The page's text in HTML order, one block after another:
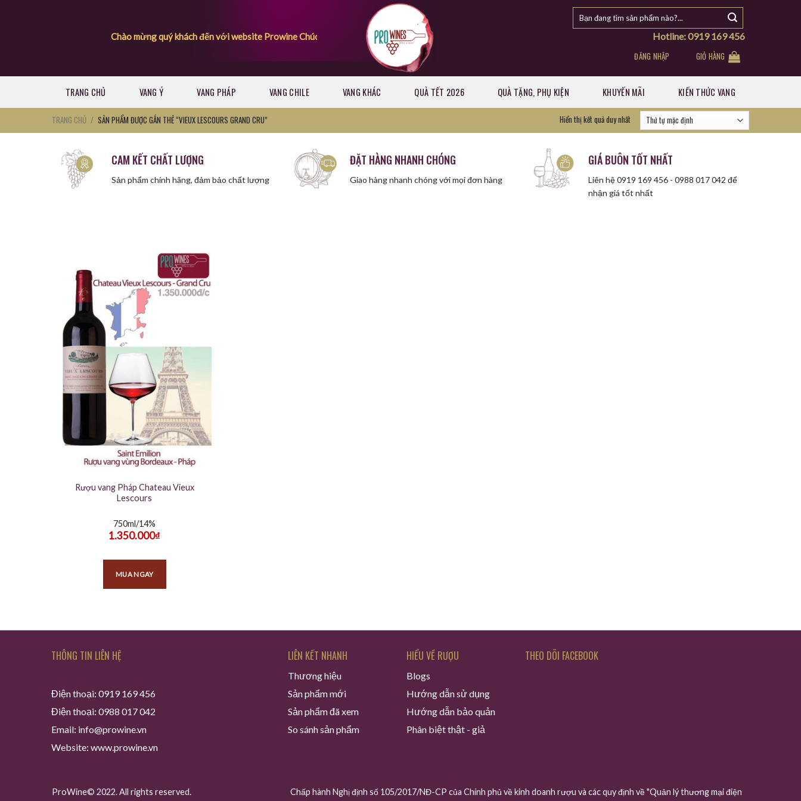
Chào mừng quý khách đến với website ProwineChúc quý khách có những giây phút mua sắm vui vẻ
kiếm:
Hotline: 0919 169 456
ĐĂNG NHẬP
GIỎ HÀNG
TRANG CHỦ VANG Ý VANG PHÁP VANG CHILE VANG KHÁC QUÀ TẾT 2026 QUÀ TẶNG, PHỤ KIỆN KHUYẾN MÃI KIẾN THỨC VANG
TRANG CHỦ / SẢN PHẨM ĐƯỢC GẮN THẺ “VIEUX LESCOURS GRAND CRU” Hiển thị kết quả duy nhất
CAM KẾT CHẤT LƯỢNG
Sản phẩm chính hãng, đảm bảo chất lượng
ĐẶT HÀNG NHANH CHÓNG
Giao hàng nhanh chóng với mọi đơn hàng
GIÁ BUÔN TỐT NHẤT
Liên hệ 0919 169 456 - 0988 017 042 để
nhận giá tốt nhất
Rượu vang Pháp Chateau Vieux
Lescours
750ml/14%
1.350.000₫
MUA NGAY
THÔNG TIN LIÊN HỆ
Điện thoại: 0919 169 456
Điện thoại: 0988 017 042
Email: info@prowine.vn
Website: www.prowine.vn
LIÊN KẾT NHANH
Thương hiệu
Sản phẩm mới
Sản phẩm đã xem
So sánh sản phẩm
HIỂU VỀ RƯỢU
Blogs
Hướng dẫn sử dụng
Hướng dẫn bảo quản
Phân biệt thật - giả
THEO DÕI FACEBOOK
ProWine© 2022. All rights reserved.
Chấp hành Nghị định số 105/2017/NĐ-CP của Chính phủ về kinh doanh rượu và các quy định về "Quản lý thương mại điện